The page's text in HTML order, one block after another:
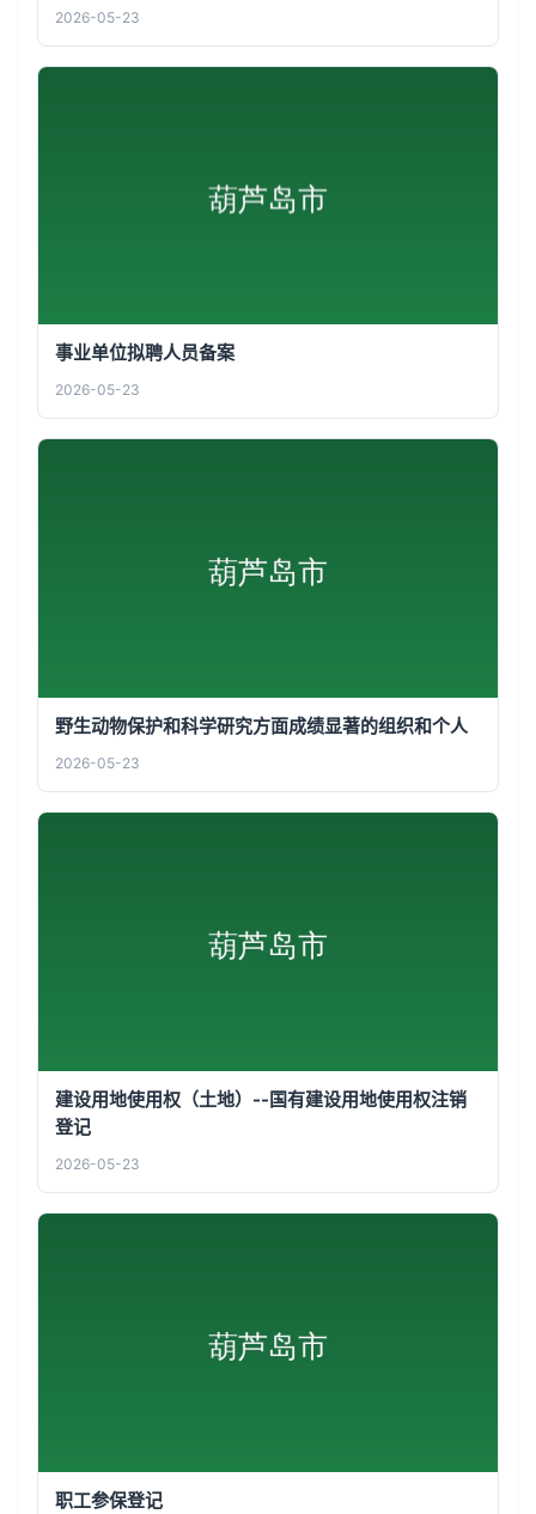
2026-05-23
事业单位拟聘人员备案
2026-05-23
野生动物保护和科学研究方面成绩显著的组织和个人
2026-05-23
建设用地使用权（土地）--国有建设用地使用权注销
登记
2026-05-23
职工参保登记